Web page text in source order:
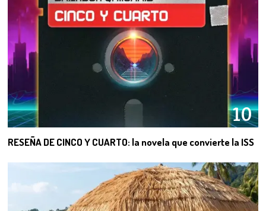
10
RESEÑA DE CINCO Y CUARTO: la novela que convierte la ISS